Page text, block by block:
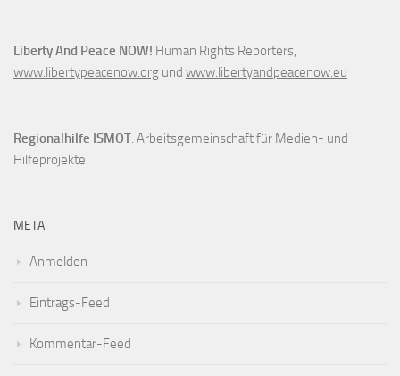
Liberty And Peace NOW! Human Rights Reporters,
www.libertypeacenow.org und www.libertyandpeacenow.eu
Regionalhilfe ISMOT. Arbeitsgemeinschaft für Medien- und
Hilfeprojekte.
META
Anmelden
Eintrags-Feed
Kommentar-Feed